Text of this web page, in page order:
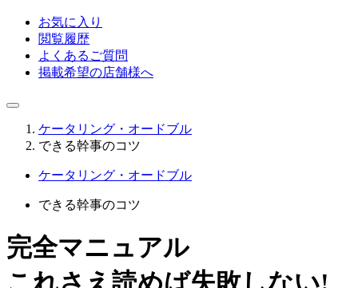
お気に入り
閲覧履歴
よくあるご質問
掲載希望の店舗様へ
ケータリング・オードブル
できる幹事のコツ
ケータリング・オードブル
できる幹事のコツ
完全マニュアル